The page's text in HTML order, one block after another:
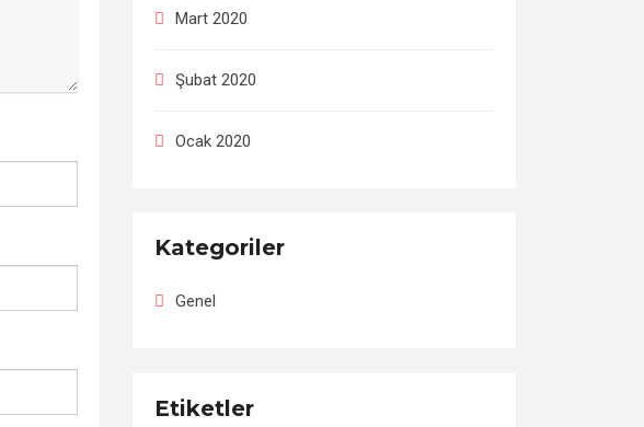
Mart 2020
Şubat 2020
Ocak 2020
Kategoriler
Genel
Etiketler